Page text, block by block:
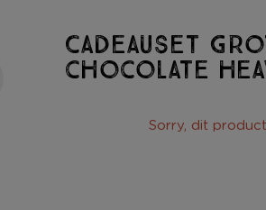
Cadeauset
chocolate
Sorry, dit